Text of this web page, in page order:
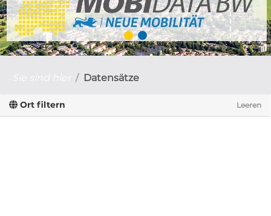
Datensätze
Ort filtern Leeren